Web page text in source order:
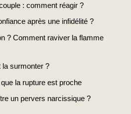
: comment réagir ?
après une infidélité ?
? Comment raviver la flamme
la surmonter ?
la rupture est proche
un pervers narcissique ?